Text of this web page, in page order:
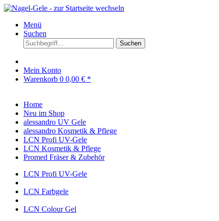
Menü
Suchen
Suchen
Mein Konto
Warenkorb 0 0,00 € *
Home
Neu im Shop
alessandro UV Gele
alessandro Kosmetik & Pflege
LCN Profi UV-Gele
LCN Kosmetik & Pflege
Promed Fräser & Zubehör
LCN Profi UV-Gele
LCN Farbgele
LCN Colour Gel